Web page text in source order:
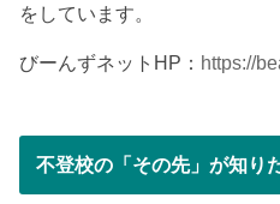
をしています。
びーんずネットHP： https://
不登校の「その先」が知り